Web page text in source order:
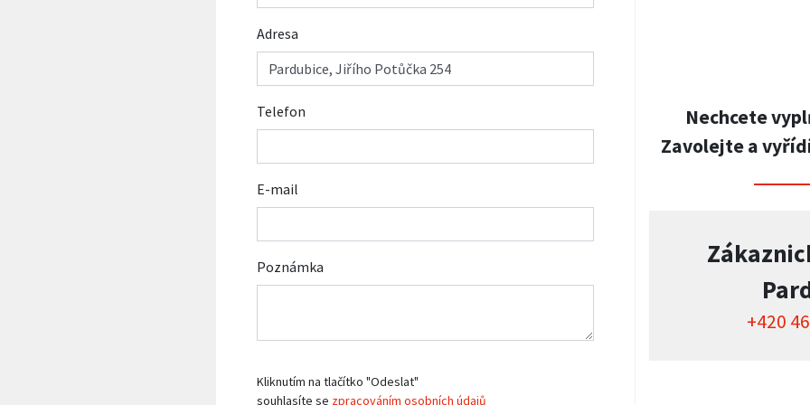
Adresa
Telefon
E-mail
Poznámka
Kliknutím na tlačítko "Odeslat"
souhlasíte se zpracováním osobních údajů
Nechcete
Zavolejte a
+420